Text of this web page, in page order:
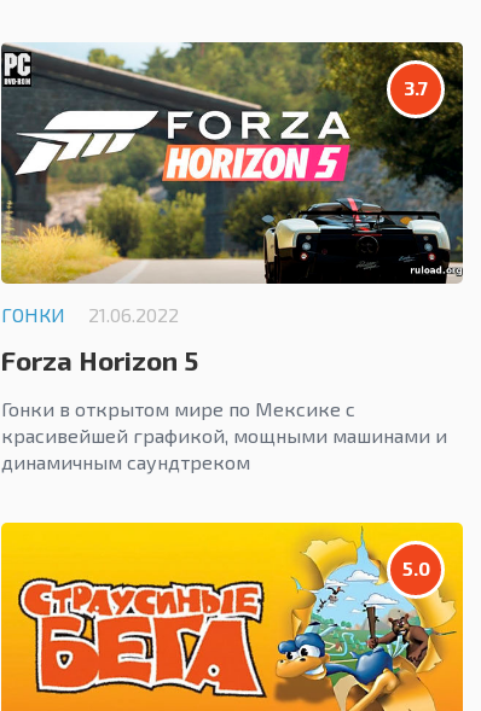
3.7
ГОНКИ 21.06.2022
Forza Horizon 5
Гонки в открытом мире по Мексике с
красивейшей графикой, мощными машинами и
динамичным саундтреком
5.0